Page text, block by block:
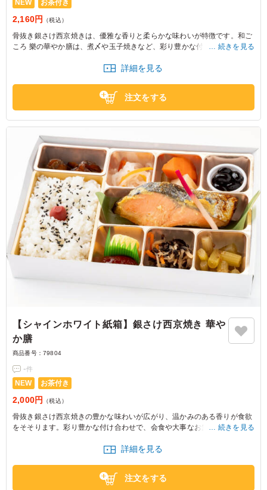
NEW お茶付き
2,160円 （税込）
骨抜き銀さけ西京焼きは、優雅な香りと柔らかな味わいが特徴です。和ご
ころ 樂の華やか膳は、煮〆や玉子焼きなど、彩り豊かな付け合わせが楽し
続きを見る
詳細を見る
注文をする
【シャインホワイト紙箱】銀さけ西京焼き 華や
か膳
商品番号： 79804
-件
NEW お茶付き
2,000円 （税込）
骨抜き銀さけ西京焼きの豊かな味わいが広がり、温かみのある香りが食欲
をそそります。彩り豊かな付け合わせで、会食や大事なお集まりの席に最
続きを見る
詳細を見る
注文をする